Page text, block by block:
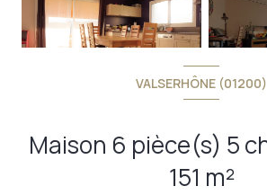
VALSERHÔNE (01200)
Maison 6 pièce(s) 5 chambre(s)
151 m²